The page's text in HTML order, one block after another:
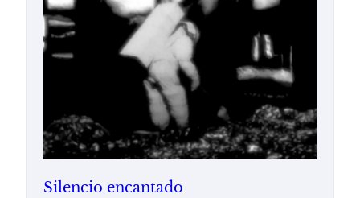
Silencio encantado